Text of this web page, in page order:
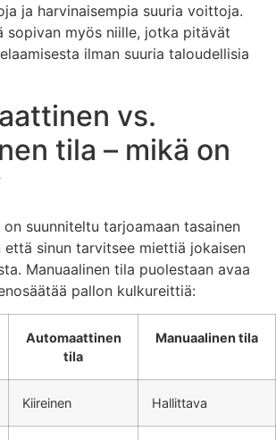
ja harvinaisempia suuria voittoja.
sopivan myös niille, jotka pitävät
ilman suuria taloudellisia
vs.
tila – mikä on
suunniteltu tarjoamaan tasainen
että sinun tarvitsee miettiä jokaisen
Manuaalinen tila puolestaan avaa
pallon kulkureittiä:
Automaattinen
tila
Manuaalinen tila
Kiireinen Hallittava